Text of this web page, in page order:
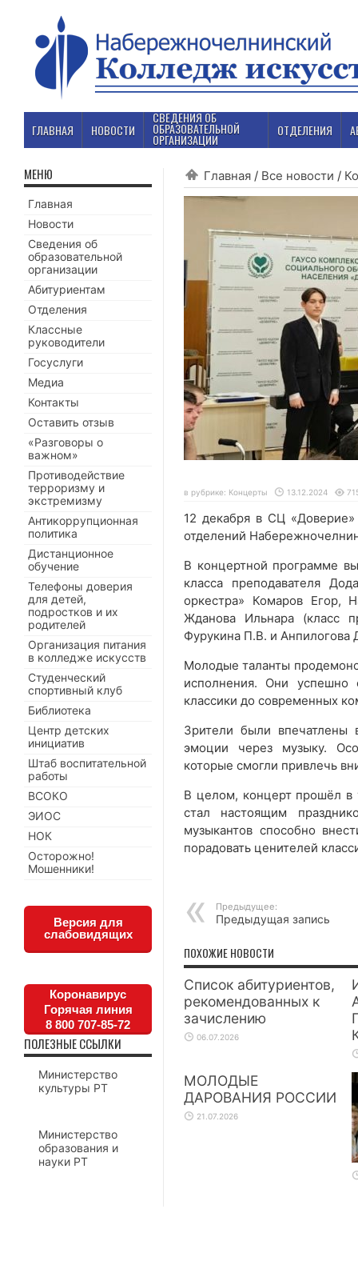
ГЛАВНАЯ НОВОСТИ
СВЕДЕНИЯ ОБ
ОБРАЗОВАТЕЛЬНОЙ
ОРГАНИЗАЦИИ
ОТДЕЛЕНИЯ
Главная / Все новости /
в рубрике: Концерты 13.12.2024
12 декабря в СЦ
отделений
В концертной программе
класса преподавателя
оркестра» Комаров Егор,
Жданова Ильнара (класс
Фурукина П.В. и Анпилогова
Молодые таланты
исполнения. Они успешно
классики до современных
Зрители были впечатлены
эмоции через музыку.
которые смогли привлечь
В целом, концерт прошёл в
стал настоящим
музыкантов способно
порадовать ценителей
Предыдущее:
Предыдущая запись
ПОХОЖИЕ НОВОСТИ
Список абитуриентов,
рекомендованных к
зачислению
06.07.2026
МОЛОДЫЕ
ДАРОВАНИЯ РОССИИ
21.07.2026
МЕНЮ
Главная
Новости
Сведения об
образовательной
организации
Абитуриентам
Отделения
Классные
руководители
Госуслуги
Медиа
Контакты
Оставить отзыв
«Разговоры о
важном»
Противодействие
терроризму и
экстремизму
Антикоррупционная
политика
Дистанционное
обучение
Телефоны доверия
для детей,
подростков и их
родителей
Организация питания
в колледже искусств
Студенческий
спортивный клуб
Библиотека
Центр детских
инициатив
Штаб воспитательной
работы
ВСОКО
ЭИОС
НОК
Осторожно!
Мошенники!
Версия для
слабовидящих
Коронавирус
Горячая линия
8 800 707-85-72
ПОЛЕЗНЫЕ ССЫЛКИ
Министерство
культуры РТ
Министерство
образования и
науки РТ